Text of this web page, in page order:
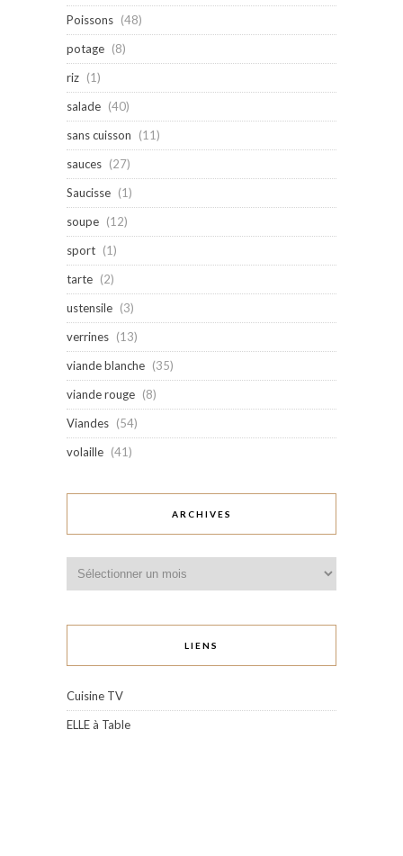
Poissons (48)
potage (8)
riz (1)
salade (40)
sans cuisson
(11)
sauces (27)
Saucisse (1)
soupe (12)
sport (1)
tarte (2)
ustensile (3)
verrines (13)
viande blanche (35)
viande rouge (8)
Viandes (54)
volaille (41)
ARCHIVES
LIENS
Cuisine TV
ELLE à Table